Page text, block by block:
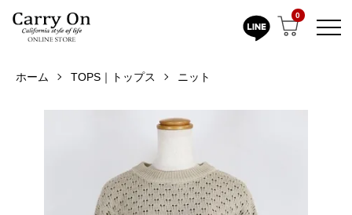
0
ホーム TOPS｜トップス ニット